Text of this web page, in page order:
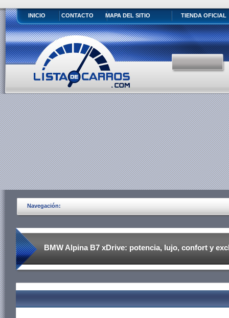
INICIO CONTACTO MAPA DEL SITIO TIENDA OFICIAL
Navegación:
BMW Alpina B7 xDrive: potencia, lujo, confort y